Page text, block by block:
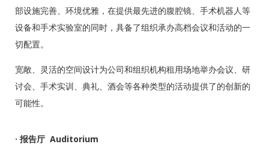
部设施完善、环境优雅，在提供最先进的腹腔镜、手术机器人等
设备和手术实验室的同时，具备了组织承办高档会议和活动的一
切配置。
宽敞、灵活的空间设计为公司和组织机构租用场地举办会议、研
讨会、手术实训、典礼、酒会等各种类型的活动提供了的创新的
可能性。
· 报告厅 Auditorium